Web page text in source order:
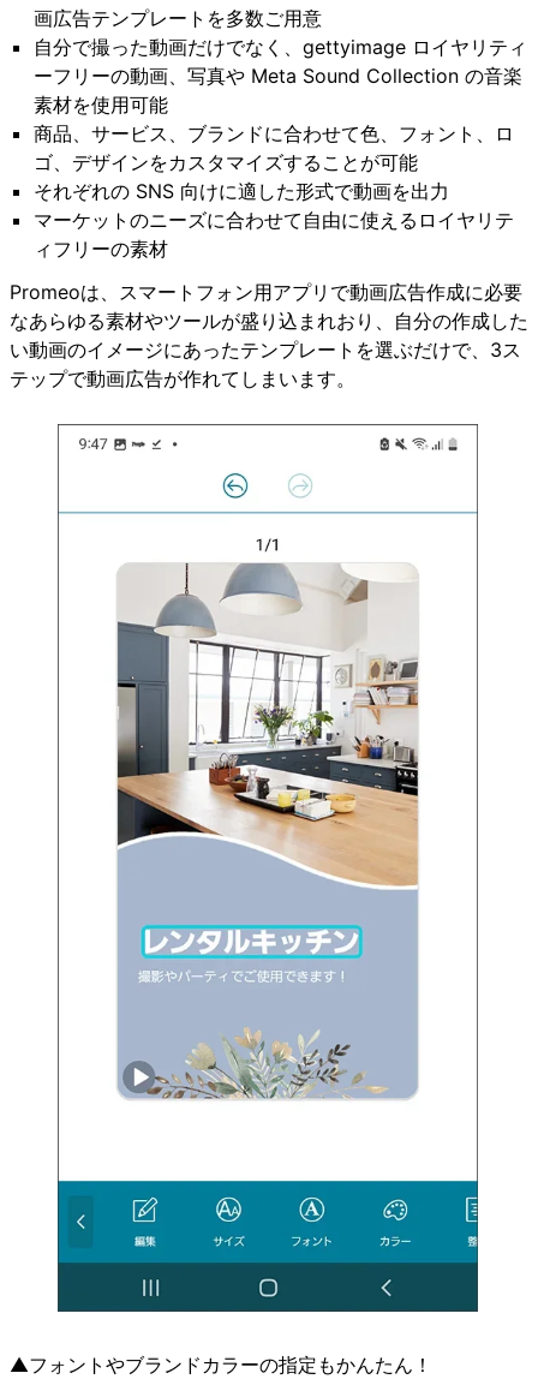
画広告テンプレートを多数ご用意
自分で撮った動画だけでなく、gettyimage ロイヤリティ
ーフリーの動画、写真や Meta Sound Collection の音楽
素材を使用可能
商品、サービス、ブランドに合わせて色、フォント、ロ
ゴ、デザインをカスタマイズすることが可能
それぞれの SNS 向けに適した形式で動画を出力
マーケットのニーズに合わせて自由に使えるロイヤリテ
ィフリーの素材
Promeoは、スマートフォン用アプリで動画広告作成に必要
なあらゆる素材やツールが盛り込まれおり、自分の作成した
い動画のイメージにあったテンプレートを選ぶだけで、3ス
テップで動画広告が作れてしまいます。
▲フォントやブランドカラーの指定もかんたん！